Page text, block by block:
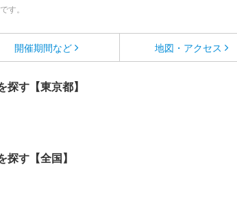
す。
開催期間など 地図・アクセス
す【東京都】
す【全国】